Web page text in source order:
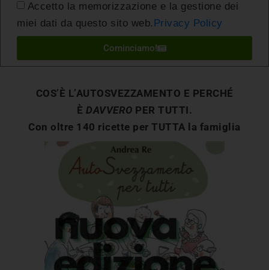
Accetto la memorizzazione e la gestione dei
miei dati da questo sito web. Privacy Policy
Cominciamo!
COS’È L’AUTOSVEZZAMENTO E PERCHÉ
È DAVVERO PER TUTTI.
Con oltre 140 ricette per TUTTA la famiglia